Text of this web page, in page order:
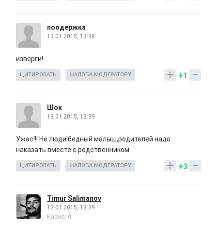
поодержка
13.01.2015, 13:38
изверги!
+1
ЦИТИРОВАТЬ ЖАЛОБА МОДЕРАТОРУ
Шок
13.01.2015, 13:39
Ужас!!! Не люди!бедный малыш,родителей надо
наказать вместе с родственником.
+3
ЦИТИРОВАТЬ ЖАЛОБА МОДЕРАТОРУ
Timur Salimanov
13.01.2015, 13:39
Карма: 0